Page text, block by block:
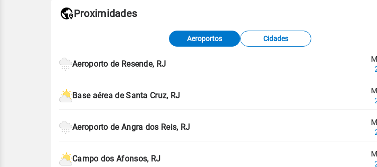
de Tempo e Estudos Climáticos (CPTEC).
Proximidades
Aeroportos Cidades
Aeroporto de Resende, RJ
Base aérea de Santa Cruz, RJ
Aeroporto de Angra dos Reis, RJ
Campo dos Afonsos, RJ